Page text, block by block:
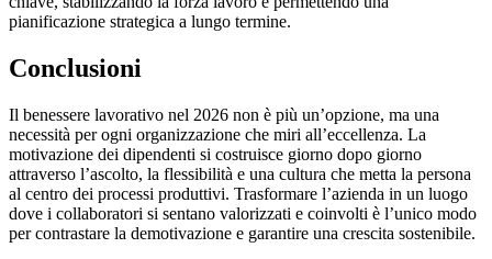
pianificazione strategica a lungo termine.
Conclusioni
Il benessere lavorativo nel 2026 non è più un’opzione, ma una
necessità per ogni organizzazione che miri all’eccellenza. La
motivazione dei dipendenti si costruisce giorno dopo giorno
attraverso l’ascolto, la flessibilità e una cultura che metta la persona
al centro dei processi produttivi. Trasformare l’azienda in un luogo
dove i collaboratori si sentano valorizzati e coinvolti è l’unico modo
per contrastare la demotivazione e garantire una crescita sostenibile.